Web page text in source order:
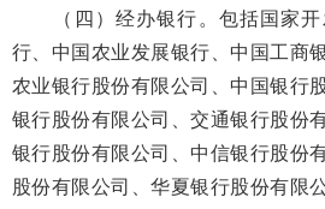
（四）经办银行。包括国家开
行、中国农业发展银行、中国工商
农业银行股份有限公司、中国银行
银行股份有限公司、交通银行股份
银行股份有限公司、中信银行股份
股份有限公司、华夏银行股份有限